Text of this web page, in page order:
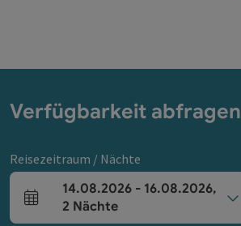
Verfügbarkeit abfragen
Reisezeitraum / Nächte
An- und Abreisefelder
14.08.2026- 16.08.2026,
2 Nächte